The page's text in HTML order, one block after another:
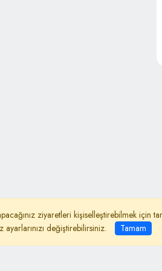
ziyaretleri kişiselleştirebilmek için
değiştirebilirsiniz.
Tamam